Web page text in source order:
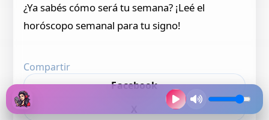
¿Ya sabés cómo será tu semana? ¡Leé el
horóscopo semanal para tu signo!
Compartir
Facebook